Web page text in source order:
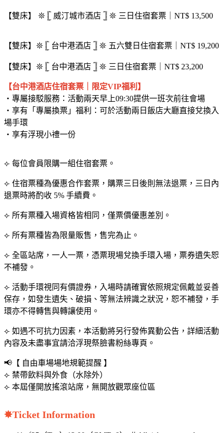
【雙床】 𖤓 𓊈 威汀城市酒店 𓊉 𖤓 三日住宿套票｜NT$ 13,500
【雙床】𖤓 𓊈 台中港酒店 𓊉 𖤓 五六雙日住宿套票｜NT$ 19,200
【雙床】𖤓 𓊈 台中港酒店 𓊉 𖤓 三日住宿套票｜NT$ 23,200
【台中港酒店住宿套票｜限定VIP福利】
・專屬接駁服務：活動兩天早上09:30提供一班次前往會場
・享有「專屬換票」福利：可於活動兩日飯店大廳直接兌換入
場手環
・享有浮現小禮一份
⟣ 每位會員限購一組住宿套票。
⟣ 住宿票種為優惠合作套票，購票三日後則無法退票，三日內
退票時將酌收 5% 手續費。
⟣ 所有票種入場資格皆相同，僅票價優惠差別。
⟣ 所有票種皆為限量販售，售完為止。
⟣ 全區站席，一人一票，憑票現場兌換手環入場，票券遺失恕
不補發。
⟣ 活動手環視同有價證券，入場時請確實依照規定佩戴並妥善
保存，如發生遺失、破損、等無法辨識之狀況，恕不補發，手
環亦不得轉售與轉讓使用。
⟣ 如遇不可抗力因素，本活動將另行發佈異動公告，詳細活動
內容及未盡事宜請洽浮現祭臉書粉絲專頁。
📢【 自由車場場地規範提醒 】
⟣ 禁帶飲料與外食（水除外）
⟣ 本屆僅開放搖滾站席，無開放觀眾座位區
✸Ticket Information